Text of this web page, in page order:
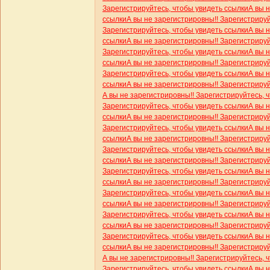
Зарегистрируйтесь, чтобы увидеть ссылкиА вы
ссылкиА вы не зарегистрировны!!
Зарегистрируйтесь, чтобы увидеть ссылкиА вы
ссылкиА вы не зарегистрировны!!
Зарегистрируйтесь, чтобы увидеть ссылкиА вы
ссылкиА вы не зарегистрировны!!
Зарегистрируйтесь, чтобы увидеть ссылкиА вы
ссылкиА вы не зарегистрировны!!
А вы не зарегистрировны!! Зарегистрируйтесь,
Зарегистрируйтесь, чтобы увидеть ссылкиА вы
ссылкиА вы не зарегистрировны!!
Зарегистрируйтесь, чтобы увидеть ссылкиА вы
ссылкиА вы не зарегистрировны!!
Зарегистрируйтесь, чтобы увидеть ссылкиА вы
ссылкиА вы не зарегистрировны!!
Зарегистрируйтесь, чтобы увидеть ссылкиА вы
ссылкиА вы не зарегистрировны!!
Зарегистрируйтесь, чтобы увидеть ссылкиА вы
ссылкиА вы не зарегистрировны!!
Зарегистрируйтесь, чтобы увидеть ссылкиА вы
ссылкиА вы не зарегистрировны!!
Зарегистрируйтесь, чтобы увидеть ссылкиА вы
ссылкиА вы не зарегистрировны!!
А вы не зарегистрировны!! Зарегистрируйтесь,